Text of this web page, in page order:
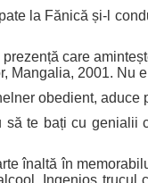
la Fănică și-l
care
Mangalia, 2001. Nu
obedient,
să te bați cu
înaltă în
Ingenios